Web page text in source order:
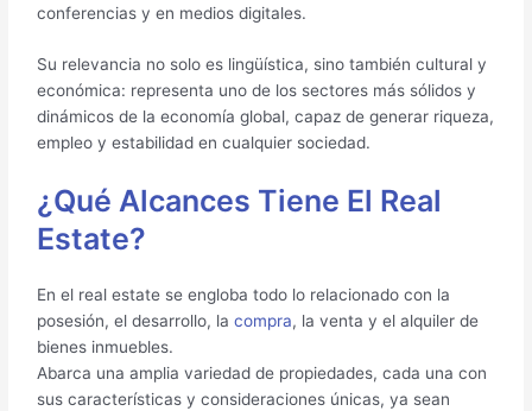
conferencias y en medios digitales.
Su relevancia no solo es lingüística, sino también cultural y
económica: representa uno de los sectores más sólidos y
dinámicos de la economía global, capaz de generar riqueza,
empleo y estabilidad en cualquier sociedad.
¿Qué Alcances Tiene El Real
Estate?
En el real estate se engloba todo lo relacionado con la
posesión, el desarrollo, lacompra, la venta y el alquiler de
bienes inmuebles.
Abarca una amplia variedad de propiedades, cada una con
sus características y consideraciones únicas, ya sean